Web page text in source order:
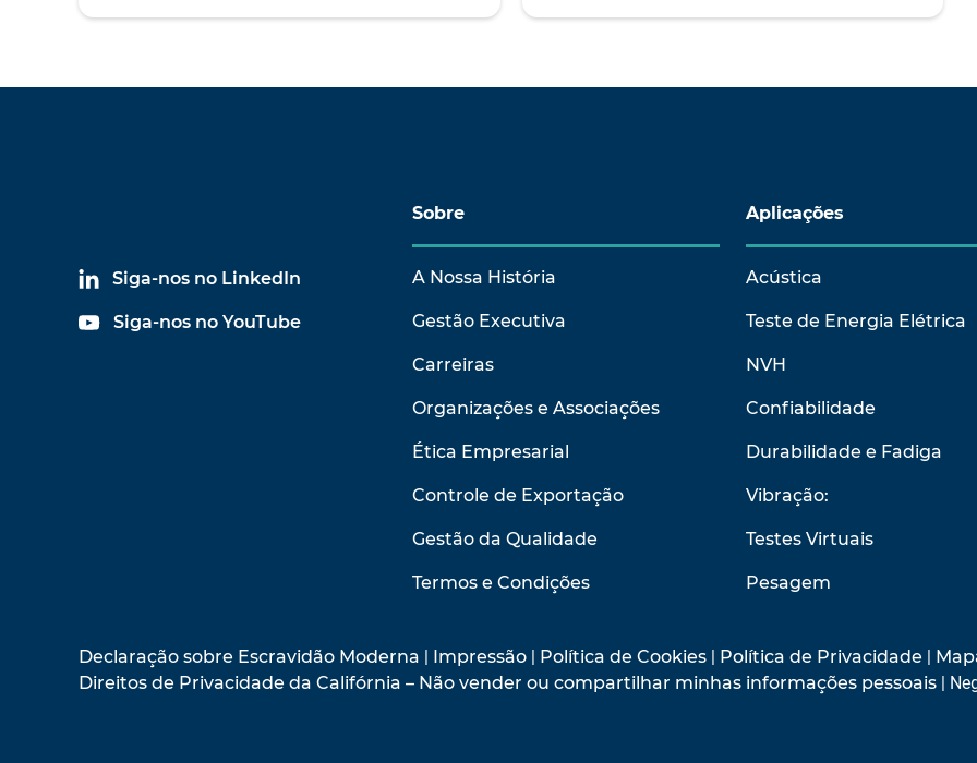
Siga-nos no LinkedIn
Siga-nos no YouTube
Sobre
A Nossa História
Gestão Executiva
Carreiras
Organizações e Associações
Ética Empresarial
Controle de Exportação
Gestão da Qualidade
Termos e Condições
Aplicações
Acústica
Teste de Energia Elétrica
NVH
Confiabilidade
Durabilidade e Fadiga
Vibração:
Testes Virtuais
Pesagem
Declaração sobre Escravidão Moderna | Impressão | Política de Cookies | Política de Privacidade |
Direitos de Privacidade da Califórnia – Não vender ou compartilhar minhas informações pessoais |